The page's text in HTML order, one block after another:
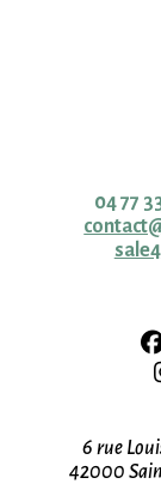
04 77
6 rue
42000